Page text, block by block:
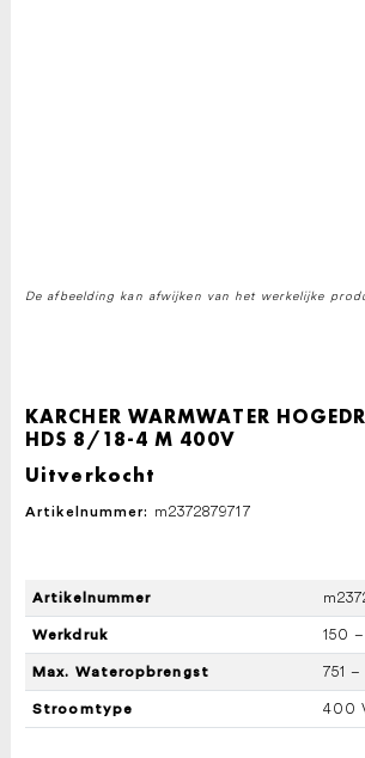
De afbeelding kan afwijken van het werkelijke
KARCHER WARMWATER
HDS 8/18-4 M 400V
Uitverkocht
Artikelnummer: m2372879717
Artikelnummer
Werkdruk 150
Max. Wateropbrengst 751
Stroomtype 400